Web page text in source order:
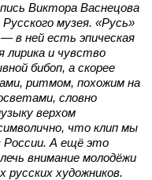
Виктора Васнецова
музея. «Русь»
в ней есть эпическая
и чувство
бибоп, а скорее
ритмом, похожим на
словно
верхом
что клип мы
России. А ещё это
внимание молодёжи
русских художников.